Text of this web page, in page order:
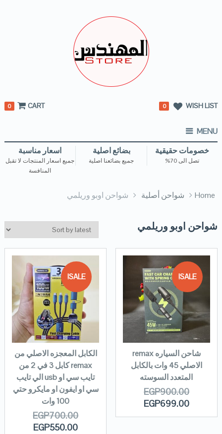
WISH LIST
0
CART
0
MENU
خصومات حقيقية
تصل الى 70%
بضائع اصلية
جميع بضائعنا اصلية
اسعار مناسبة
جميع اسعار المنتجات لا تقبل
المنافسة
Home شواحن أصلية شواحن اوبو وريلمي
شواحن اوبو وريلمي
SALE!
شاحن السياره remax
الاصلي 45 وات بالكابل
المتعدد السوسته
EGP900.00
EGP699.00
SALE!
الكابل المعجزه الاصلي من
remax كابل 3 في 2 من
تايب سي او usb الي تايب
سي او ايفون او مايكرو حتي
100 وات
EGP700.00
EGP550.00